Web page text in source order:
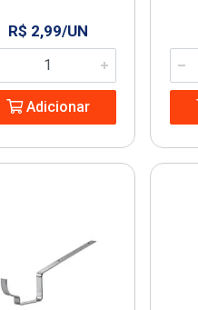
R$ 2,99/UN
Adicionar